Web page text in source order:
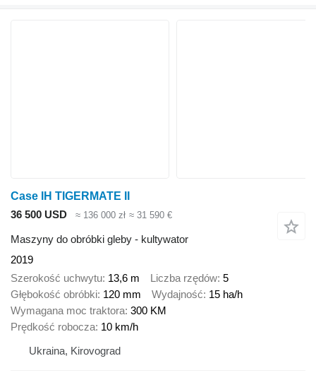
Case IH TIGERMATE II
36 500 USD
≈ 136 000 zł ≈ 31 590 €
Maszyny do obróbki gleby - kultywator
2019
Szerokość uchwytu 13,6 m Liczba rzędów 5
Głębokość obróbki 120 mm Wydajność 15 ha/h
Wymagana moc traktora 300 KM
Prędkość robocza 10 km/h
Ukraina, Kirovograd